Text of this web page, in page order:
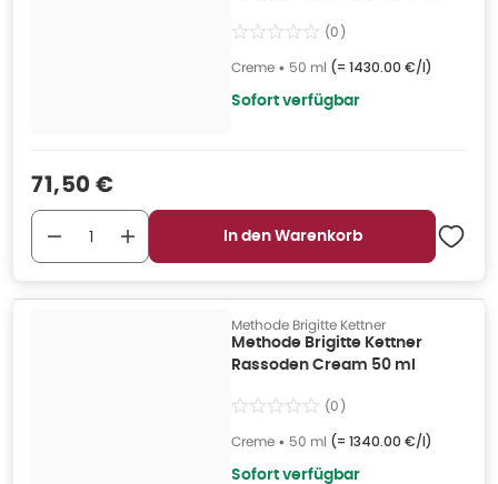
(0)
Creme • 50 ml (= 1430.00 €/l)
Sofort verfügbar
Verkaufspreis
71,50 €
In den Warenkorb
Methode Brigitte Kettner
Methode Brigitte Kettner
Rassoden Cream 50 ml
(0)
Creme • 50 ml (= 1340.00 €/l)
Sofort verfügbar